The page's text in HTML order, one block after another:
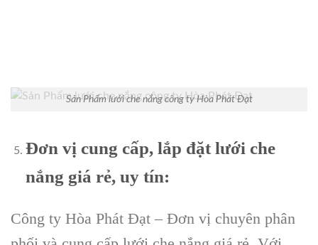
Sản Phẩm lưới che nắng công ty Hòa Phát Đạt
Đơn vị cung cấp, lắp đặt lưới che
nắng giá rẻ, uy tín:
Công ty Hòa Phát Đạt – Đơn vị chuyên phân